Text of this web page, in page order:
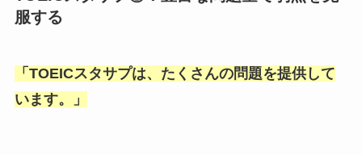
服する
「 TOEICスタサプは、たくさんの問題を提供して
います。
」